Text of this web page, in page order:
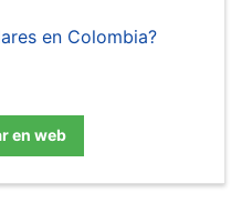
en Colombia?
en web